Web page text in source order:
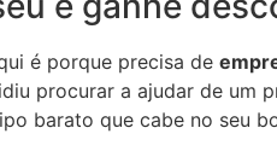
é porque precisa de
procurar a ajudar de um
barato que cabe no seu